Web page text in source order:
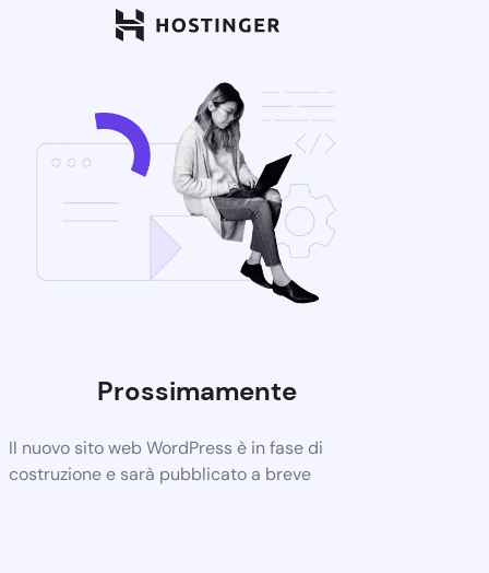
Prossimamente
Il nuovo sito web WordPress è in fase di
costruzione e sarà pubblicato a breve